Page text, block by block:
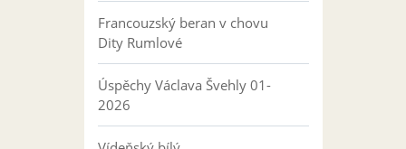
Francouzský beran v chovu
Dity Rumlové
Úspěchy Václava Švehly 01-
2026